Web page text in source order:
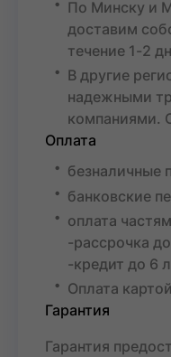
По Минску и
доставим
течение 1-2
В другие
надежными
компаниями.
Оплата
безналичные
банковские
оплата
-рассрочка
-кредит до 6
Оплата
Гарантия
Гарантия